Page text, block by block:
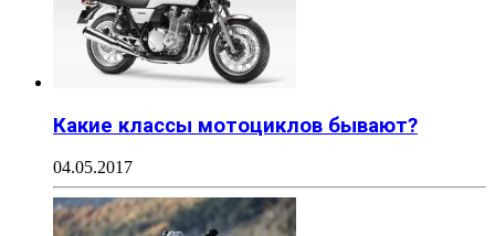
Какие классы мотоциклов бывают?
04.05.2017